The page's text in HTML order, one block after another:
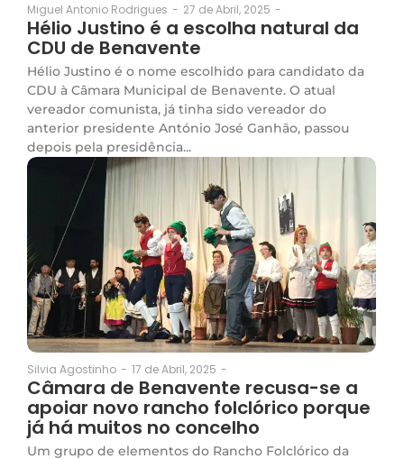
Miguel Antonio Rodrigues - 27 de Abril, 2025 -
Hélio Justino é a escolha natural da
CDU de Benavente
Hélio Justino é o nome escolhido para candidato da
CDU à Câmara Municipal de Benavente. O atual
vereador comunista, já tinha sido vereador do
anterior presidente António José Ganhão, passou
depois pela presidência...
Silvia Agostinho - 17 de Abril, 2025 -
Câmara de Benavente recusa-se a
apoiar novo rancho folclórico porque
já há muitos no concelho
Um grupo de elementos do Rancho Folclórico da